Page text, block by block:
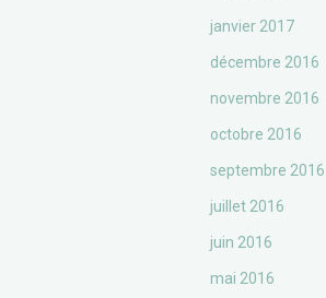
janvier 2017
décembre 2016
novembre 2016
octobre 2016
septembre 2016
juillet 2016
juin 2016
mai 2016